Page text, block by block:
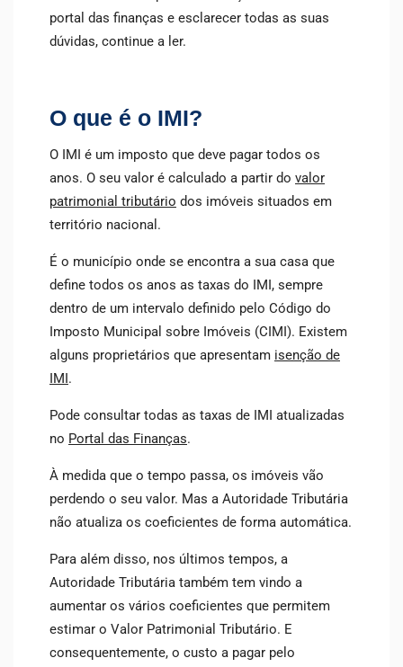
portal das finanças e esclarecer todas as suas
dúvidas, continue a ler.
O que é o IMI?
O IMI é um imposto que deve pagar todos os
anos. O seu valor é calculado a partir do valor
patrimonial tributário dos imóveis situados em
território nacional.
É o município onde se encontra a sua casa que
define todos os anos as taxas do IMI, sempre
dentro de um intervalo definido pelo Código do
Imposto Municipal sobre Imóveis (CIMI). Existem
alguns proprietários que apresentam isenção de
IMI.
Pode consultar todas as taxas de IMI atualizadas
no Portal das Finanças.
À medida que o tempo passa, os imóveis vão
perdendo o seu valor. Mas a Autoridade Tributária
não atualiza os coeficientes de forma automática.
Para além disso, nos últimos tempos, a
Autoridade Tributária também tem vindo a
aumentar os vários coeficientes que permitem
estimar o Valor Patrimonial Tributário. E
consequentemente, o custo a pagar pelo